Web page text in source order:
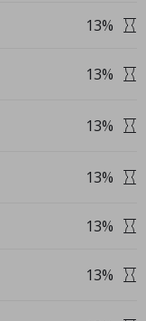
13%
13%
13%
13%
13%
13%